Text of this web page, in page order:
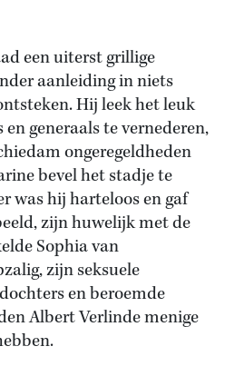
een uiterst grillige
aanleiding in niets
Hij leek het leuk
generaals te vernederen,
ongeregeldheden
bevel het stadje te
was hij harteloos en gaf
zijn huwelijk met de
Sophia van
zijn seksuele
en beroemde
Albert Verlinde menige